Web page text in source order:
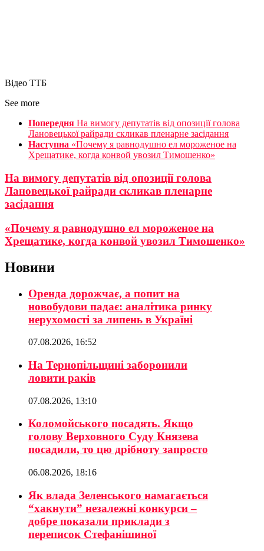
Відео ТТБ
See more
Попередня На вимогу депутатів від опозиції голова
Лановецької райради скликав пленарне засідання
Наступна «Почему я равнодушно ел мороженое на
Хрещатике, когда конвой увозил Тимошенко»
На вимогу депутатів від опозиції голова
Лановецької райради скликав пленарне
засідання
«Почему я равнодушно ел мороженое на
Хрещатике, когда конвой увозил Тимошенко»
Новини
Оренда дорожчає, а попит на
новобудови падає: аналітика ринку
нерухомості за липень в Україні
07.08.2026, 16:52
На Тернопільщині заборонили
ловити раків
07.08.2026, 13:10
Коломойського посадять. Якщо
голову Верховного Суду Князева
посадили, то цю дрібноту запросто
06.08.2026, 18:16
Як влада Зеленського намагається
“хакнути” незалежні конкурси –
добре показали приклади з
переписок Стефанішиної